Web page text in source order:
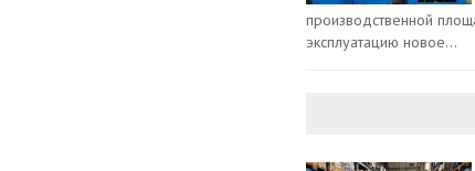
производственной
эксплуатацию новое...